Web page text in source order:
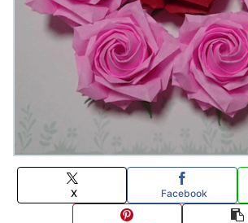
X Facebook